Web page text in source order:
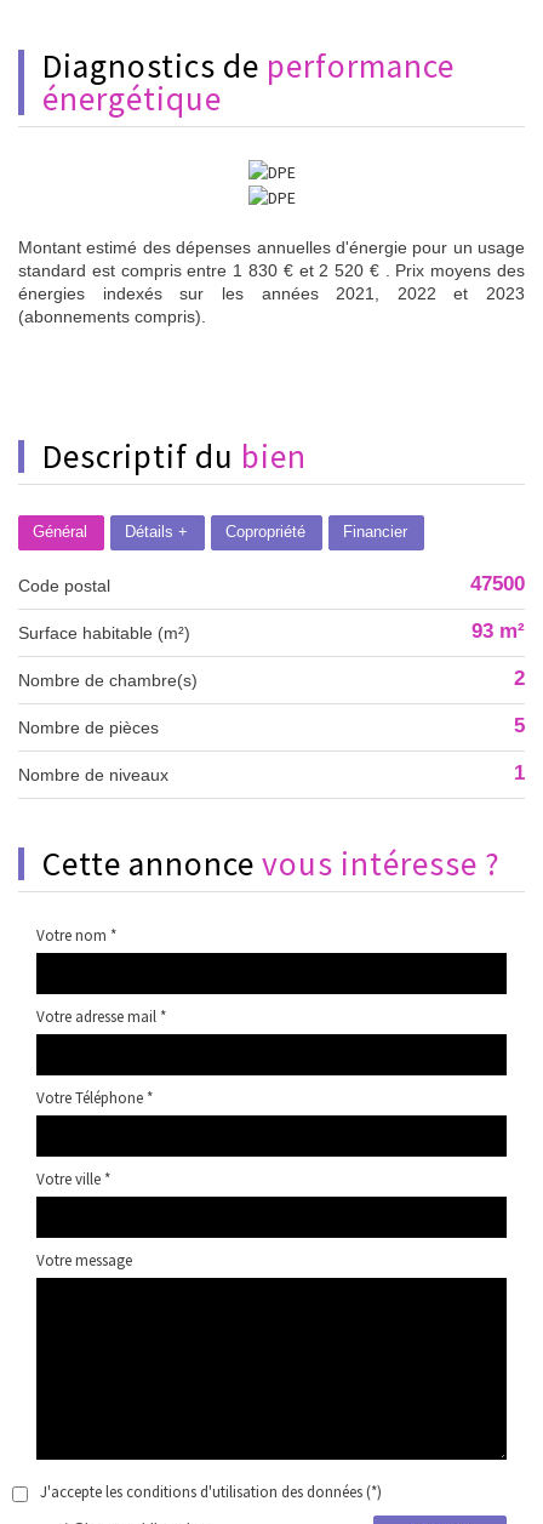
diagnostics de performance
énergétique
Montant estimé des dépenses annuelles d'énergie pour un usage
standard est compris entre 1 830 € et 2 520 € . Prix moyens des
énergies indexés sur les années 2021, 2022 et 2023
(abonnements compris).
descriptif du bien
Général Détails + Copropriété Financier
Code postal 47500
Surface habitable (m²) 93 m²
Nombre de chambre(s) 2
Nombre de pièces 5
Nombre de niveaux 1
cette annonce vous intéresse ?
Votre nom *
Votre adresse mail *
Votre Téléphone *
Votre ville *
Votre message
J'accepte les conditions d'utilisation des données (*)